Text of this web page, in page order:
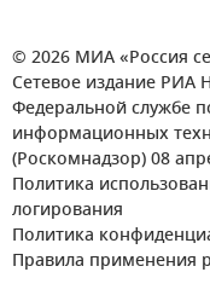
© 2026 МИА «Россия
Сетевое издание РИА
Федеральной службе
информационных
(Роскомнадзор) 08
Политика
логирования
Политика
Правила применения